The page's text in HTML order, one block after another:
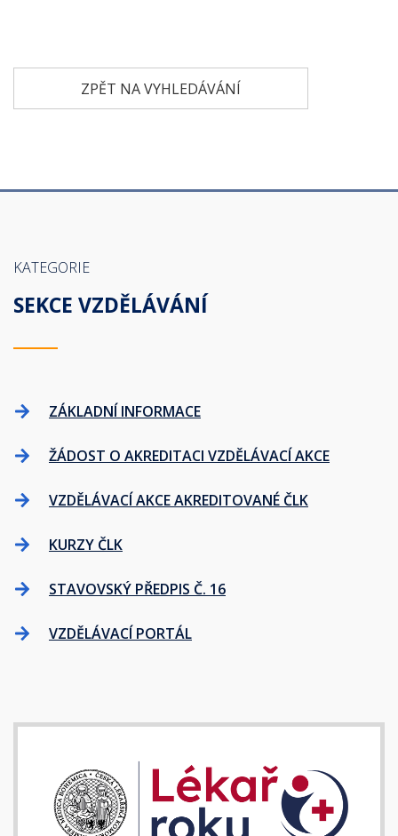
ZPĚT NA VYHLEDÁVÁNÍ
KATEGORIE
SEKCE VZDĚLÁVÁNÍ
ZÁKLADNÍ INFORMACE
ŽÁDOST O AKREDITACI VZDĚLÁVACÍ AKCE
VZDĚLÁVACÍ AKCE AKREDITOVANÉ ČLK
KURZY ČLK
STAVOVSKÝ PŘEDPIS Č. 16
VZDĚLÁVACÍ PORTÁL